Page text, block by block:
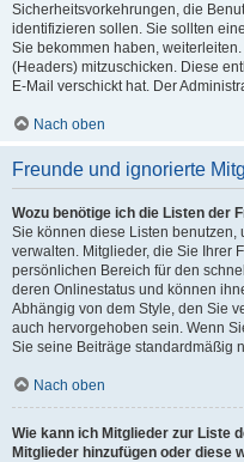
Sicherheitsvorkehrungen, die
identifizieren sollen. Sie sollten
Sie bekommen haben,
(Headers) mitzuschicken. Diese
E-Mail verschickt hat. Der
Nach oben
Freunde und ignorierte
Wozu benötige ich die Listen der
Sie können diese Listen benutzen,
verwalten. Mitglieder, die Sie Ihrer
persönlichen Bereich für den
deren Onlinestatus und können
Abhängig von dem Style, den Sie
auch hervorgehoben sein. Wenn
Sie seine Beiträge standardmäßig
Nach oben
Wie kann ich Mitglieder zur Liste
Mitglieder hinzufügen oder diese